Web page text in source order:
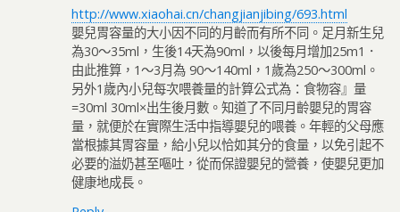
http://www.xiaohai.cn/changjianjibing/693.html
嬰兒胃容量的大小因不同的月齡而有所不同。足月新生兒
為30～35ml，生後14天為90ml，以後每月增加25m1．
由此推算，1～3月為 90～140ml，1歲為250～300ml。
另外1歲內小兒每次喂養量的計算公式為：食物容』量
=30ml 30ml×出生後月數。知道了不同月齡嬰兒的胃容
量，就便於在實際生活中指導嬰兒的喂養。年輕的父母應
當根據其胃容量，給小兒以恰如其分的食量，以免引起不
必要的溢奶甚至嘔吐，從而保證嬰兒的營養，使嬰兒更加
健康地成長。